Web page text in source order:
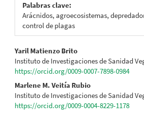
Palabras clave:
Arácnidos, agroecosistemas,
control de plagas
Contenido
principal
del
artículo
Yaril Matienzo Brito
Instituto de Investigaciones de Sanidad
https://orcid.org/0009-0007-7898-0984
Marlene M. Veitía Rubio
Instituto de Investigaciones de Sanidad
https://orcid.org/0009-0004-8229-1178